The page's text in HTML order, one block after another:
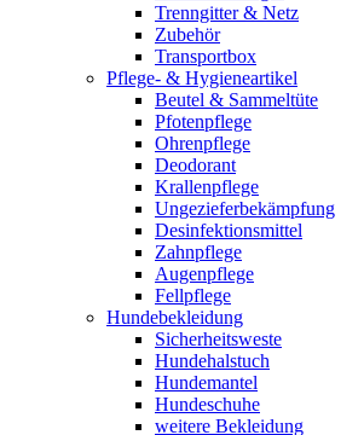
Trenngitter & Netz
Zubehör
Transportbox
Pflege- & Hygieneartikel
Beutel & Sammeltüte
Pfotenpflege
Ohrenpflege
Deodorant
Krallenpflege
Ungezieferbekämpfung
Desinfektionsmittel
Zahnpflege
Augenpflege
Fellpflege
Hundebekleidung
Sicherheitsweste
Hundehalstuch
Hundemantel
Hundeschuhe
weitere Bekleidung